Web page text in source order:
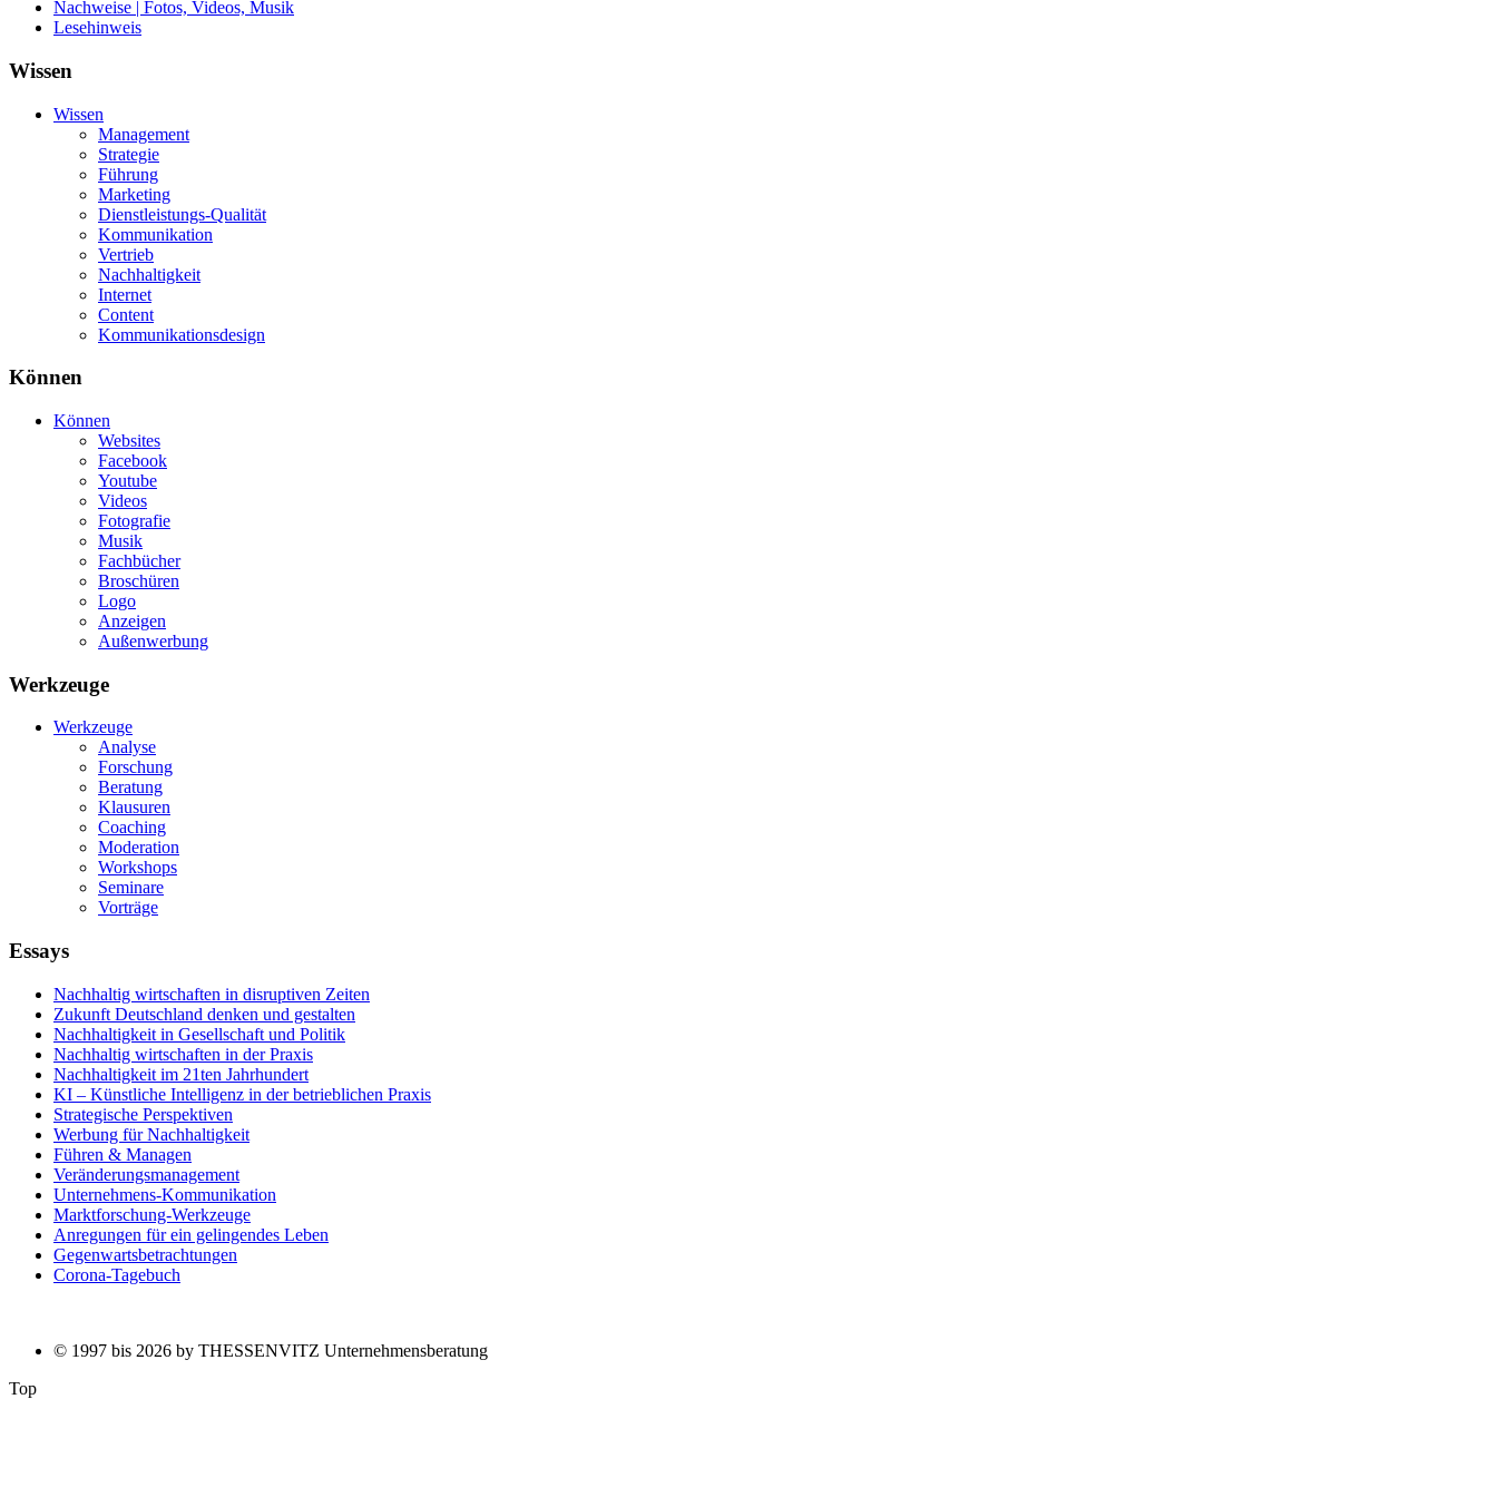
Nachweise | Fotos, Videos, Musik
Lesehinweis
Wissen
Wissen
Management
Strategie
Führung
Marketing
Dienstleistungs-Qualität
Kommunikation
Vertrieb
Nachhaltigkeit
Internet
Content
Kommunikationsdesign
Können
Können
Websites
Facebook
Youtube
Videos
Fotografie
Musik
Fachbücher
Broschüren
Logo
Anzeigen
Außenwerbung
Werkzeuge
Werkzeuge
Analyse
Forschung
Beratung
Klausuren
Coaching
Moderation
Workshops
Seminare
Vorträge
Essays
Nachhaltig wirtschaften in disruptiven Zeiten
Zukunft Deutschland denken und gestalten
Nachhaltigkeit in Gesellschaft und Politik
Nachhaltig wirtschaften in der Praxis
Nachhaltigkeit im 21ten Jahrhundert
KI – Künstliche Intelligenz in der betrieblichen Praxis
Strategische Perspektiven
Werbung für Nachhaltigkeit
Führen & Managen
Veränderungsmanagement
Unternehmens-Kommunikation
Marktforschung-Werkzeuge
Anregungen für ein gelingendes Leben
Gegenwartsbetrachtungen
Corona-Tagebuch
© 1997 bis 2026 by THESSENVITZ Unternehmensberatung
Top